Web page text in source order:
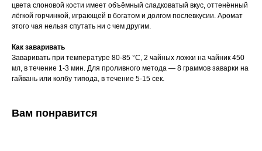
цвета слоновой кости имеет объёмный сладковатый вкус, оттенённый
лёгкой горчинкой, играющей в богатом и долгом послевкусии. Аромат
этого чая нельзя спутать ни с чем другим.
Как заваривать
Заваривать при температуре 80-85 °C, 2 чайных ложки на чайник 450
мл, в течение 1-3 мин. Для проливного метода — 8 граммов заварки на
гайвань или колбу типода, в течение 5-15 сек.
Вам понравится